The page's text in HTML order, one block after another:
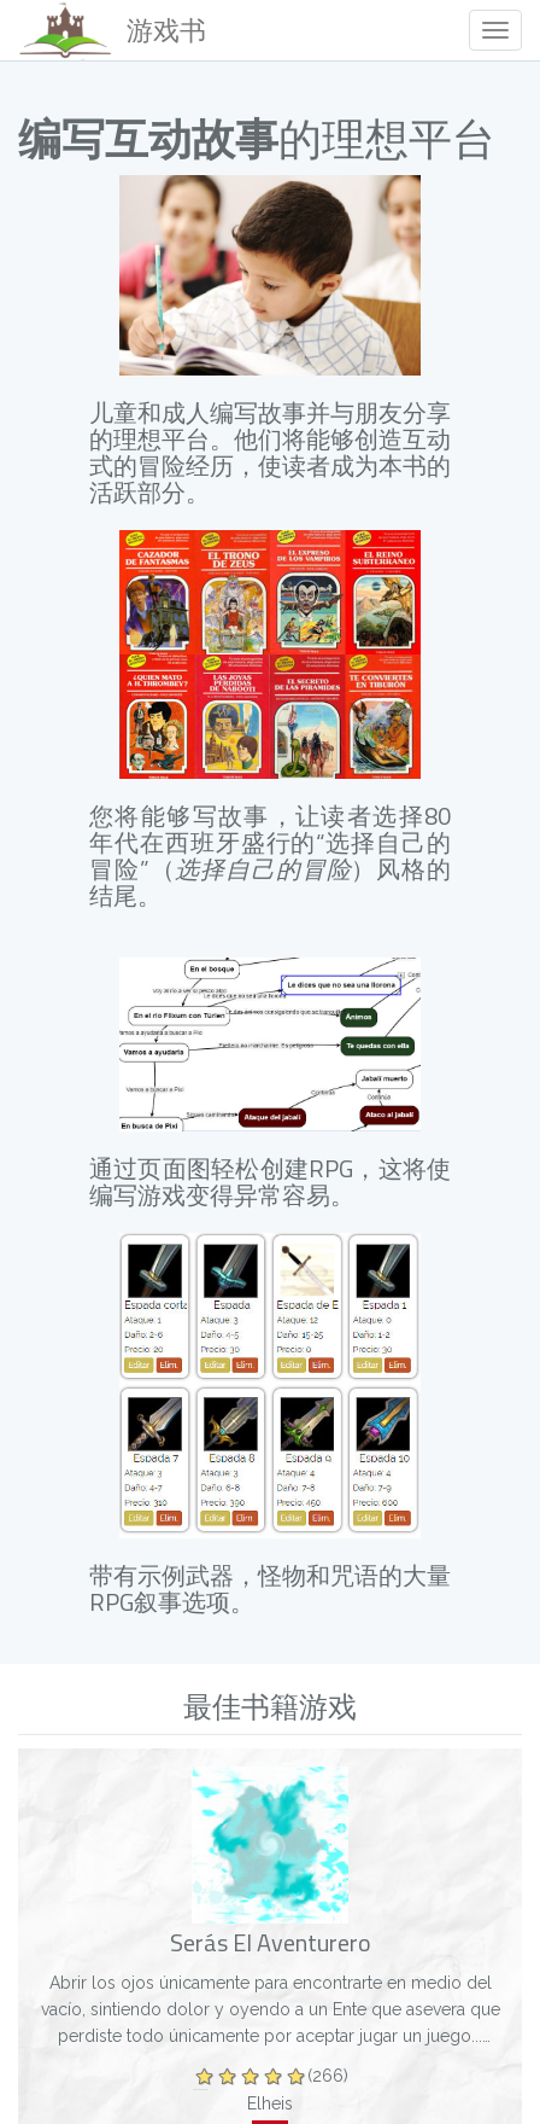
游戏书
编写互动故事的理想平台
儿童和成人编写故事并与朋友分享
的理想平台。他们将能够创造互动
式的冒险经历，使读者成为本书的
活跃部分。
您将能够写故事，让读者选择80
年代在西班牙盛行的“选择自己的
冒险”（选择自己的冒险）风格的
结尾。
通过页面图轻松创建RPG，这将使
编写游戏变得异常容易。
带有示例武器，怪物和咒语的大量
RPG叙事选项。
最佳书籍游戏
Serás El Aventurero
Abrir los ojos únicamente para encontrarte en medio del
vacío, sintiendo dolor y oyendo a un Ente que asevera que
perdiste todo únicamente por aceptar jugar un juego...
(266)
Elheis